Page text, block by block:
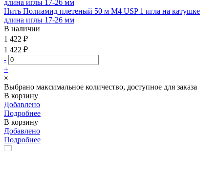
Нить Полиамид плетеный 50 м М4 USP 1 игла на катушке
длина иглы 17-26 мм
В наличии
1 422 ₽
1 422 ₽
-
+
×
Выбрано максимальное количество, доступное для заказа
В корзину
Добавлено
Подробнее
В корзину
Добавлено
Подробнее